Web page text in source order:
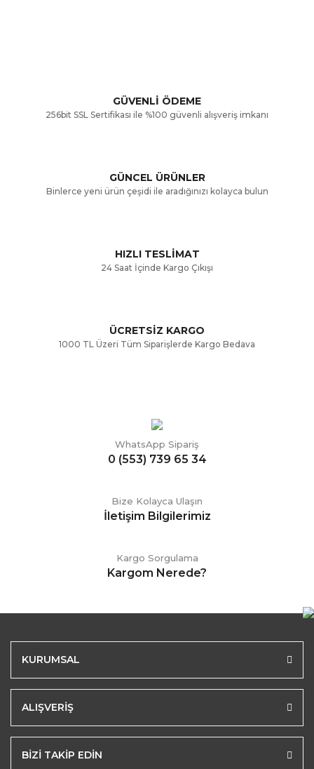
Ürün resmi kalitesiz, bozuk veya görüntülenemiyor.
Ürün bilgilerinde hatalar bulunuyor.
Gönder
GÜVENLİ ÖDEME
256bit SSL Sertifikası ile %100 güvenli alışveriş imkanı
GÜNCEL ÜRÜNLER
Binlerce yeni ürün çeşidi ile aradığınızı kolayca bulun
HIZLI TESLİMAT
24 Saat İçinde Kargo Çıkışı
ÜCRETSİZ KARGO
1000 TL Üzeri Tüm Siparişlerde Kargo Bedava
WhatsApp Sipariş
0 (553) 739 65 34
Bize Kolayca Ulaşın
İletişim Bilgilerimiz
Kargo Sorgulama
Kargom Nerede?
KURUMSAL
ALIŞVERİŞ
BİZİ TAKİP EDİN